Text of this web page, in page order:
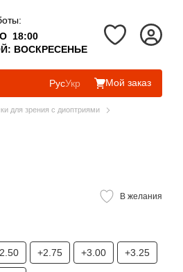
18:00
ВОСКРЕСЕНЬЕ
РусУкр Мой заказ
для зрения с диоптриями
В желания
+2.75 +3.00 +3.25